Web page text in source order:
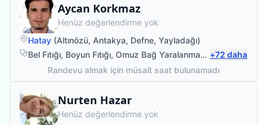
Aycan Korkmaz
Fizyoterapist
Henüz değerlendirme yok
Hatay (Altınözü, Antakya, Defne, Yayladağı)
Bel Fıtığı, Boyun Fıtığı, Omuz Bağ Yaralanması ,Protez
+72 daha
Randevu almak için müsait saat bulunamadı
Nurten Hazar
Fizyoterapist
Henüz değerlendirme yok